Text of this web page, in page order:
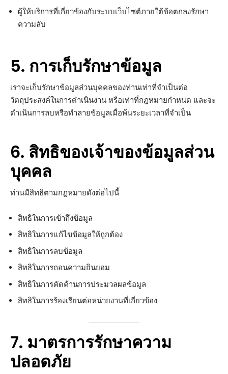
ผู้ให้บริการที่เกี่ยวข้องกับระบบเว็บไซต์ภายใต้ข้อตกลงรักษา
ความลับ
5. การเก็บรักษาข้อมูล
เราจะเก็บรักษาข้อมูลส่วนบุคคลของท่านเท่าที่จำเป็นต่อ
วัตถุประสงค์ในการดำเนินงาน หรือเท่าที่กฎหมายกำหนด และจะ
ดำเนินการลบหรือทำลายข้อมูลเมื่อพ้นระยะเวลาที่จำเป็น
6. สิทธิของเจ้าของข้อมูลส่วน
บุคคล
ท่านมีสิทธิตามกฎหมายดังต่อไปนี้
สิทธิในการเข้าถึงข้อมูล
สิทธิในการแก้ไขข้อมูลให้ถูกต้อง
สิทธิในการลบข้อมูล
สิทธิในการถอนความยินยอม
สิทธิในการคัดค้านการประมวลผลข้อมูล
สิทธิในการร้องเรียนต่อหน่วยงานที่เกี่ยวข้อง
7. มาตรการรักษาความ
ปลอดภัย